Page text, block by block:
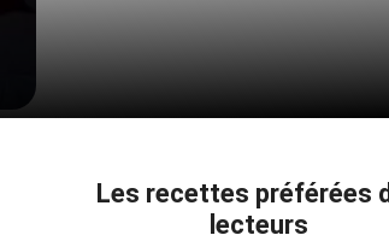
Les recettes préférées
lecteurs